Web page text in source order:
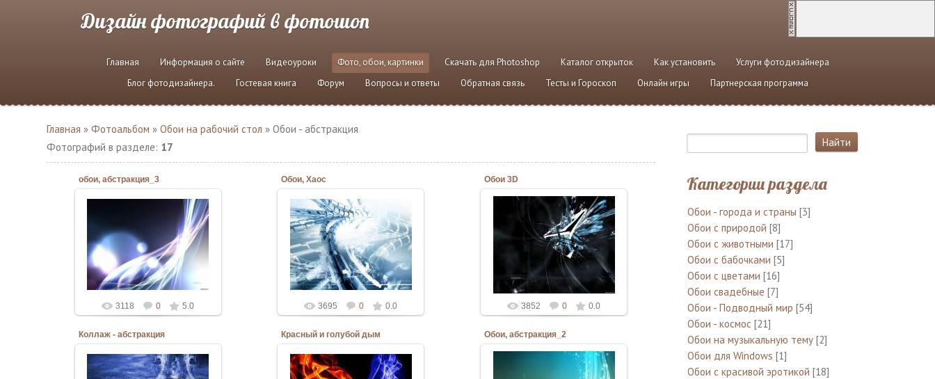
Дизайн фотографий в фотошоп
Главная Информация о сайте Видеоуроки Фото, обои, картинки Скачать для Photoshop Каталог открыток Как установить
Услуги фотодизайнера
Блог фотодизайнера.
Гостевая книга Форум Вопросы и ответы Обратная связь Тесты и Гороскоп Онлайн игры Партнерская программа
Главная »Фотоальбом »Обои на рабочий стол » Обои - абстракция
Фотографий в разделе: 17
обои, абстракция_3
06.03.2010
Admin
3118 0 5.0
Обои, Хаос
06.03.2010
Admin
3695 0 0.0
Обои 3D
06.03.2010
Admin
3852 0 0.0
Коллаж - абстракция Красный и голубой дым Обои, абстракция_2
Категории раздела
Обои - города и страны [3]
Обои с природой [8]
Обои с животными [17]
Обои с бабочками [5]
Обои с цветами [16]
Обои свадебные [7]
Обои - Подводный мир [54]
Обои - космос [21]
Обои на музыкальную тему [2]
Обои для Windows [1]
Обои с красивой эротикой [18]